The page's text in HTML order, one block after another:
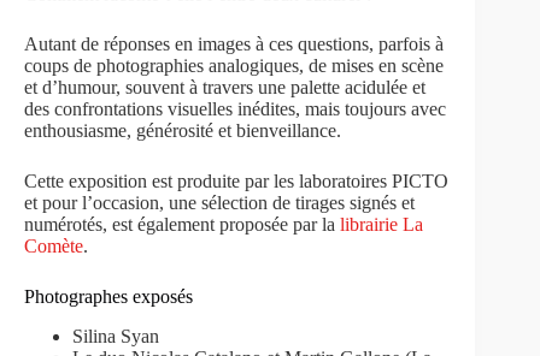
Autant de réponses en images à ces questions, parfois à
coups de photographies analogiques, de mises en scène
et d’humour, souvent à travers une palette acidulée et
des confrontations visuelles inédites, mais toujours avec
enthousiasme, générosité et bienveillance.
Cette exposition est produite par les laboratoires PICTO
et pour l’occasion, une sélection de tirages signés et
numérotés, est également proposée par la librairie La
Comète.
Photographes exposés
Silina Syan